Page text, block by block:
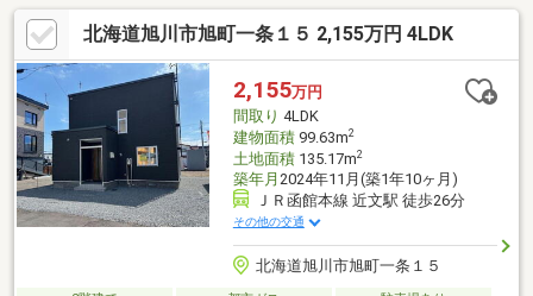
率よく、光熱費も期待できる経済的な暮らし・駐車２台できるゆ
とりある敷地、前面道路は６ｍ以上で車の出し入れもスムーズ・
即引渡可！お引越しをサポート、新しい暮らしをすぐにスタート
できます◎【周辺環境】・さくらおか幼稚園：徒歩３分・北光小
学校：徒歩９分・セブン－イレブン旭川旭町店：徒歩１分・ＤＺ
マート近文店：車５分
北海道旭川市旭町一条１５ 2,155万円 4LDK
2,155万円
間取り 4LDK
建物面積99.63m2
土地面積135.17m2
築年月 2024年11月(築1年10ヶ月)
ＪＲ函館本線 近文駅 徒歩26分
その他の交通
北海道旭川市旭町一条１５